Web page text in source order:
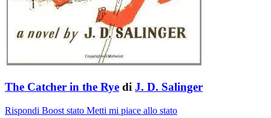
The Catcher in the Rye di J. D. Salinger
Rispondi Boost stato Metti mi piace allo stato